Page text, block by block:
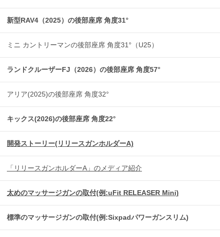
新型RAV4（2025）の後部座席 角度31°
ミニ カントリーマンの後部座席 角度31°（U25）
ランドクルーザーFJ（2026）の後部座席 角度57°
アリア(2025)の後部座席 角度32°
キックス(2026)の後部座席 角度22°
開発ストーリー(リリースガンホルダーA)
「リリースガンホルダーA」のメディア紹介
太めのマッサージガンの取付(例:uFit RELEASER Mini)
標準のマッサージガンの取付(例:Sixpadパワーガンスリム)